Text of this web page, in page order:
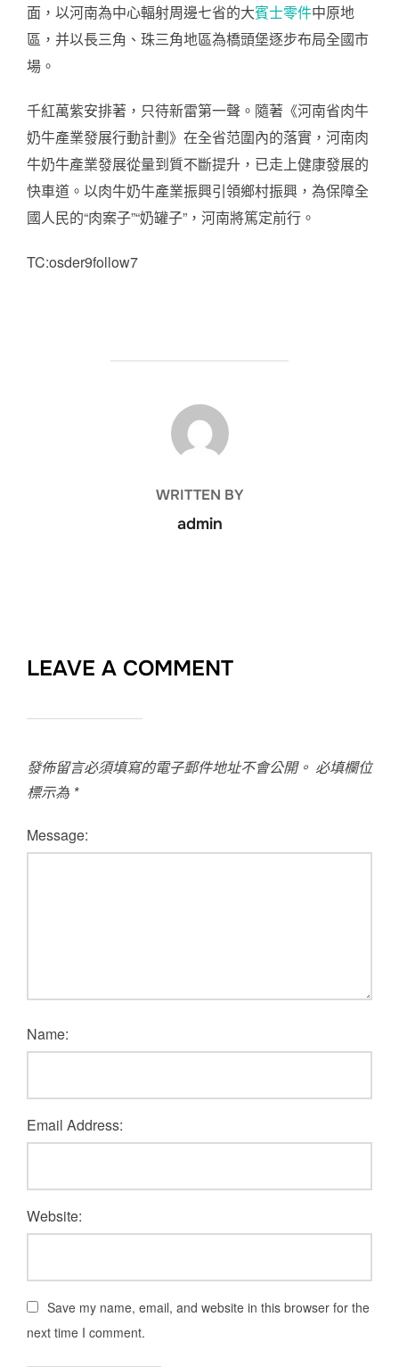
面，以河南為中心輻射周邊七省的大賓士零件中原地
區，并以長三角、珠三角地區為橋頭堡逐步布局全國市
場。
千紅萬紫安排著，只待新雷第一聲。隨著《河南省肉牛
奶牛產業發展行動計劃》在全省范圍內的落實，河南肉
牛奶牛產業發展從量到質不斷提升，已走上健康發展的
快車道。以肉牛奶牛產業振興引領鄉村振興，為保障全
國人民的“肉案子”“奶罐子”，河南將篤定前行。
TC:osder9follow7
POST AUTHOR
WRITTEN BY
admin
LEAVE A COMMENT
發佈留言必須填寫的電子郵件地址不會公開。 必填欄位
標示為 *
Message:
Name:
Email Address:
Website:
Save my name, email, and website in this browser for the
next time I comment.